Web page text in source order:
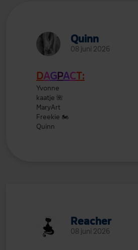
Quinn
08 juni 2026
DAG PACT:
Yvonne
kaatje 🌺
MaryArt
Freekie 🏍️
Quinn
Reacher
08 juni 2026